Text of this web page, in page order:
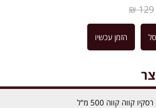
129 ₪
הזמן עכשיו
קווה קווה 500 מ"ל